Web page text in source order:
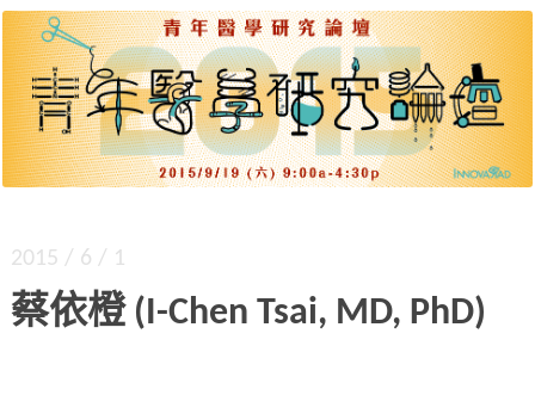
青年醫學研究論壇 2015
出道起步、差異策略、團隊建構、各種文體。四
大主題、九位達人，公開獨門密技。
2015 / 6 / 1
蔡依橙 (I-Chen Tsai, MD, PhD)